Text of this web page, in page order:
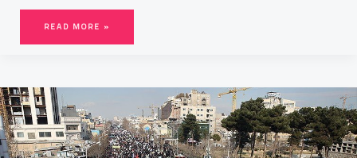
READ MORE »
IRANIENS,
RÉVOLUTIONNAIRES
QUOTIDIENS